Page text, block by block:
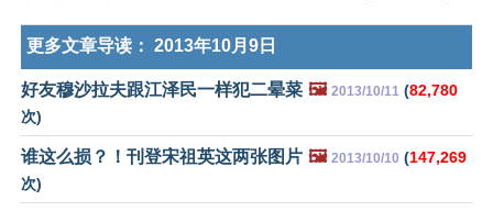
更多文章导读： 2013年10月9日
好友穆沙拉夫跟江泽民一样犯二晕菜 🖼️ 2013/10/11 (82,780
次)
谁这么损？！刊登宋祖英这两张图片 🖼️ 2013/10/10 (147,269
次)